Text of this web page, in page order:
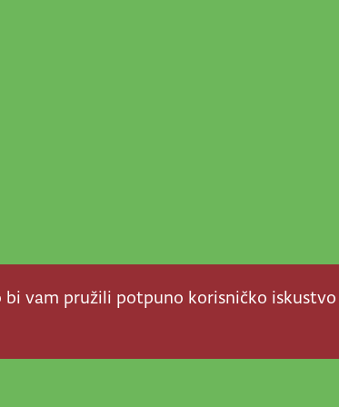
bi vam pružili potpuno korisničko